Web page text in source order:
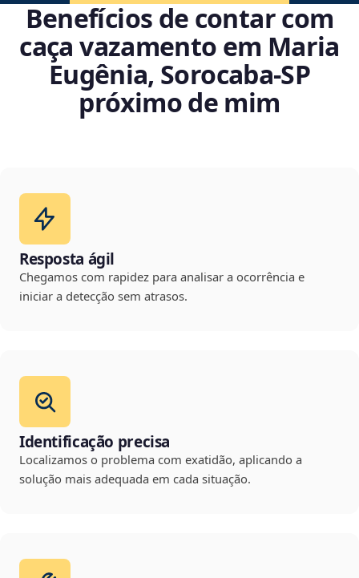
Benefícios de contar com
caça vazamento em Maria
Eugênia, Sorocaba‑SP
próximo de mim
Resposta ágil
Chegamos com rapidez para analisar a ocorrência e
iniciar a detecção sem atrasos.
Identificação precisa
Localizamos o problema com exatidão, aplicando a
solução mais adequada em cada situação.